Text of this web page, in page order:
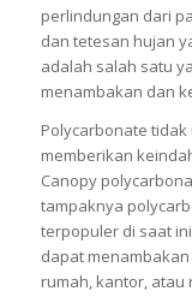
perlindungan dari
dan tetesan hujan
adalah salah satu
menambakan dan
Polycarbonate
memberikan
Canopy
tampaknya
terpopuler di saat
dapat
rumah, kantor, atau